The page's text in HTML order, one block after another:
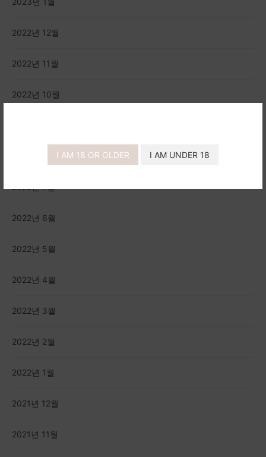
I AM 18 OR OLDER I AM UNDER 18
2022년 12월
2022년 11월
2022년 10월
2022년 7월
2022년 6월
2022년 5월
2022년 4월
2022년 3월
2022년 2월
2022년 1월
2021년 12월
2021년 11월